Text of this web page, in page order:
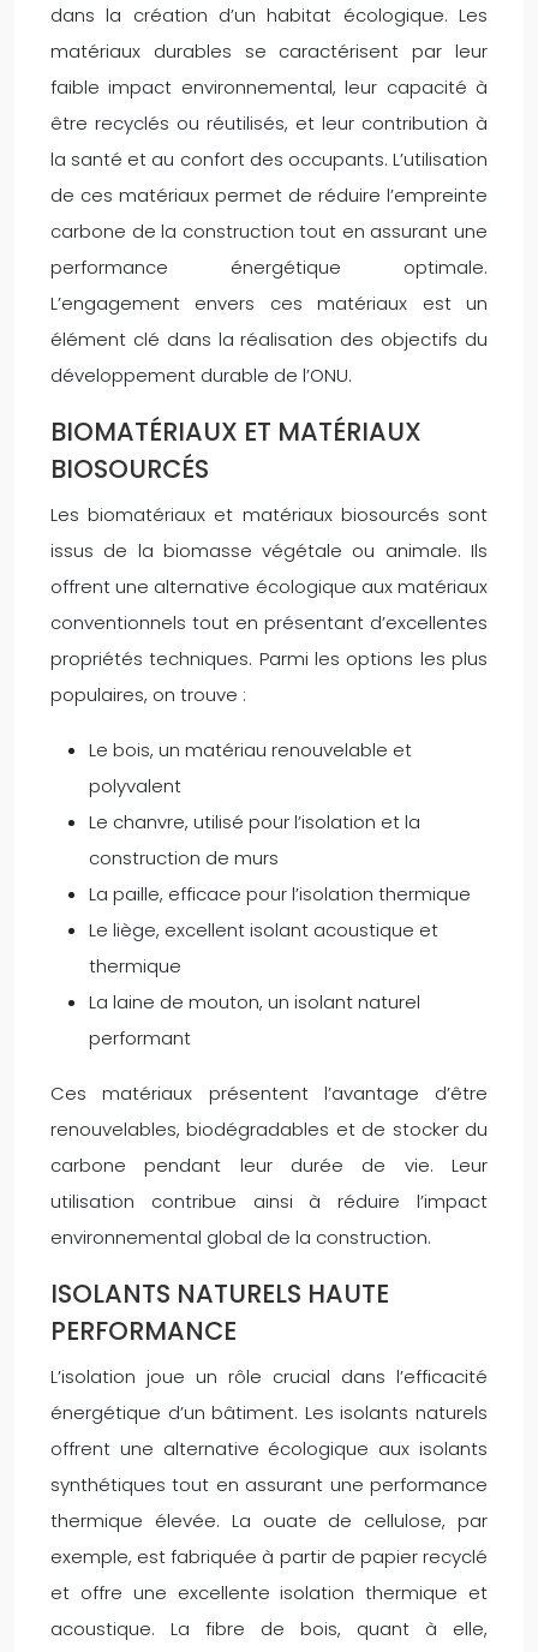
dans la création d’un habitat écologique. Les
matériaux durables se caractérisent par leur
faible impact environnemental, leur capacité à
être recyclés ou réutilisés, et leur contribution à
la santé et au confort des occupants. L’utilisation
de ces matériaux permet de réduire l’empreinte
carbone de la construction tout en assurant une
performance énergétique optimale.
L’engagement envers ces matériaux est un
élément clé dans la réalisation des objectifs du
développement durable de l’ONU.
BIOMATÉRIAUX ET MATÉRIAUX
BIOSOURCÉS
Les biomatériaux et matériaux biosourcés sont
issus de la biomasse végétale ou animale. Ils
offrent une alternative écologique aux matériaux
conventionnels tout en présentant d’excellentes
propriétés techniques. Parmi les options les plus
populaires, on trouve :
Le bois, un matériau renouvelable et
polyvalent
Le chanvre, utilisé pour l’isolation et la
construction de murs
La paille, efficace pour l’isolation thermique
Le liège, excellent isolant acoustique et
thermique
La laine de mouton, un isolant naturel
performant
Ces matériaux présentent l’avantage d’être
renouvelables, biodégradables et de stocker du
carbone pendant leur durée de vie. Leur
utilisation contribue ainsi à réduire l’impact
environnemental global de la construction.
ISOLANTS NATURELS HAUTE
PERFORMANCE
L’isolation joue un rôle crucial dans l’efficacité
énergétique d’un bâtiment. Les isolants naturels
offrent une alternative écologique aux isolants
synthétiques tout en assurant une performance
thermique élevée. La ouate de cellulose, par
exemple, est fabriquée à partir de papier recyclé
et offre une excellente isolation thermique et
acoustique. La fibre de bois, quant à elle,